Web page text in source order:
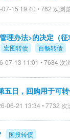
07-15 19:40 • 762 次浏
理办法>的决定（
宏图转债 百畅转债
07-13 11:01 • 7684 次
五日，回购用于可
06-21 13:34 • 7732 次
国投转债